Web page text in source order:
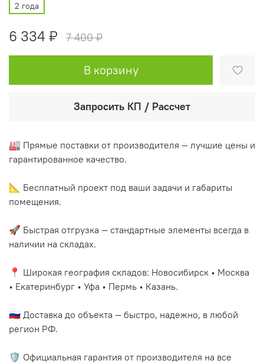
2 года
6 334 ₽ 7 400 ₽
В корзину
Запросить КП / Рассчет
🏭 Прямые поставки от производителя — лучшие цены и
гарантированное качество.
📐 Бесплатный проект под ваши задачи и габариты
помещения.
🚀 Быстрая отгрузка — стандартные элементы всегда в
наличии на складах.
📍 Широкая география складов: Новосибирск • Москва
• Екатеринбург • Уфа • Пермь • Казань.
🇷🇺 Доставка до объекта — быстро, надежно, в любой
регион РФ.
🛡️ Официальная гарантия от производителя на все